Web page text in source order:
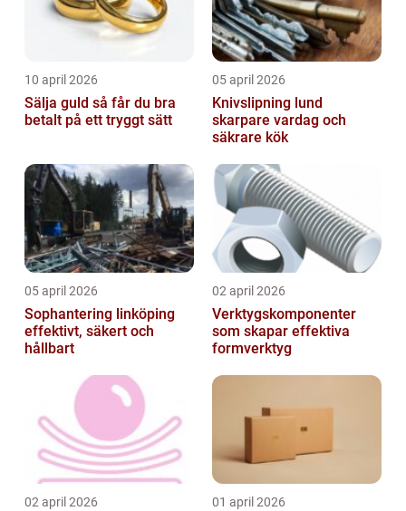
10 april 2026
Sälja guld så får du bra
betalt på ett tryggt sätt
05 april 2026
Knivslipning lund
skarpare vardag och
säkrare kök
05 april 2026
Sophantering linköping
effektivt, säkert och
hållbart
02 april 2026
Verktygskomponenter
som skapar effektiva
formverktyg
02 april 2026 01 april 2026